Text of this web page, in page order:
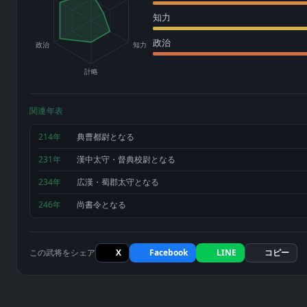
知力
計略
政治
知力
政治
関連年表
214年
典曹都尉となる
231年
漢中太守・督典校尉となる
234年
広漢・蜀郡太守となる
246年
尚書令となる
この武将をシェア X Facebook LINE コピー